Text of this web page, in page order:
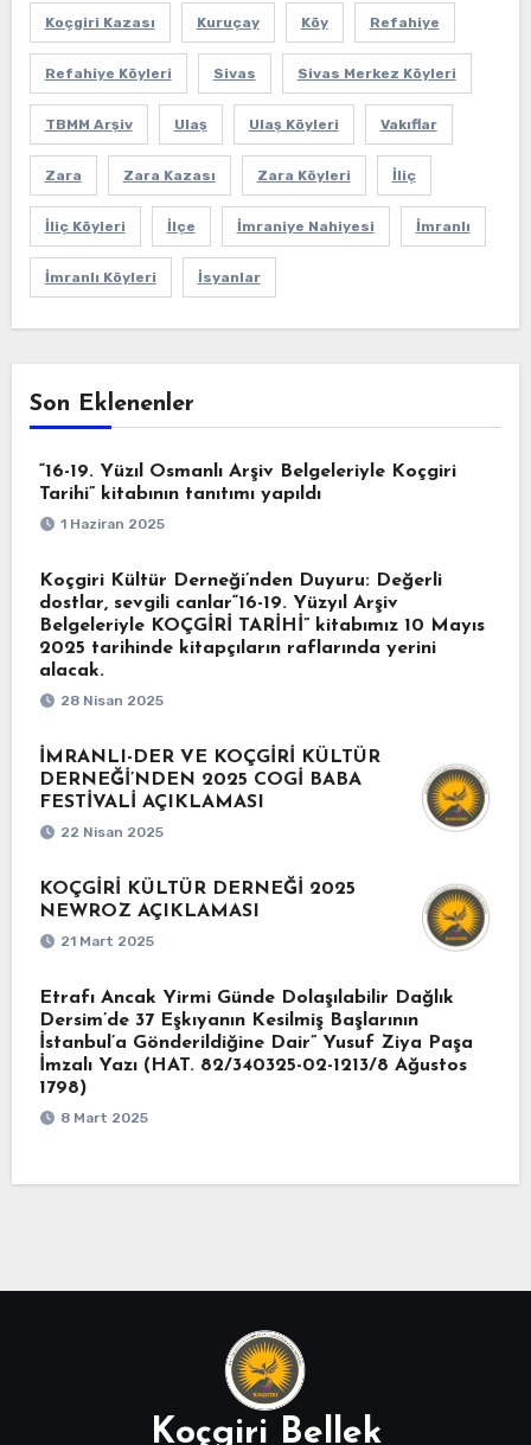
Koçgiri Kazası Kuruçay Köy Refahiye
Refahiye Köyleri Sivas Sivas Merkez Köyleri
TBMM Arşiv Ulaş Ulaş Köyleri Vakıflar
Zara Zara Kazası Zara Köyleri İliç
İliç Köyleri İlçe İmraniye Nahiyesi İmranlı
İmranlı Köyleri İsyanlar
Son Eklenenler
“16-19. Yüzıl Osmanlı Arşiv Belgeleriyle Koçgiri
Tarihi” kitabının tanıtımı yapıldı
1 Haziran 2025
Koçgiri Kültür Derneği’nden Duyuru: Değerli
dostlar, sevgili canlar“16-19. Yüzyıl Arşiv
Belgeleriyle KOÇGİRİ TARİHİ” kitabımız 10 Mayıs
2025 tarihinde kitapçıların raflarında yerini
alacak.
28 Nisan 2025
İMRANLI-DER VE KOÇGİRİ KÜLTÜR
DERNEĞİ’NDEN 2025 COGİ BABA
FESTİVALİ AÇIKLAMASI
22 Nisan 2025
KOÇGİRİ KÜLTÜR DERNEĞİ 2025
NEWROZ AÇIKLAMASI
21 Mart 2025
Etrafı Ancak Yirmi Günde Dolaşılabilir Dağlık
Dersim’de 37 Eşkıyanın Kesilmiş Başlarının
İstanbul’a Gönderildiğine Dair” Yusuf Ziya Paşa
İmzalı Yazı (HAT. 82/340325-02-1213/8 Ağustos
1798)
8 Mart 2025
Koçgiri Bellek